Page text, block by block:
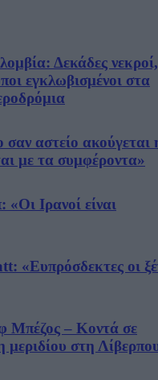
Δεκάδες νεκροί,
εγκλωβισμένοι στα
αστείο ακούγεται
με τα συμφέροντα»
Ιρανοί είναι
«Ευπρόσδεκτες οι
Μπέζος – Κοντά σε
στη